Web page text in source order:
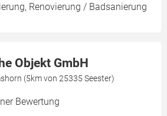
Renovierung / Badsanierung
Objekt GmbH
(5km von 25335 Seester)
Bewertung